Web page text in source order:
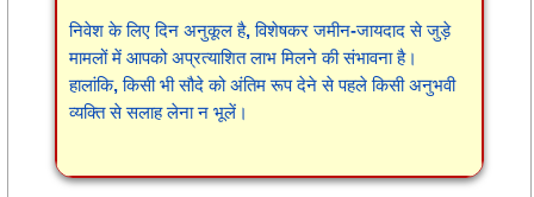
निवेश के लिए दिन अनुकूल है, विशेषकर जमीन-जायदाद से जुड़े
मामलों में आपको अप्रत्याशित लाभ मिलने की संभावना है।
हालांकि, किसी भी सौदे को अंतिम रूप देने से पहले किसी अनुभवी
व्यक्ति से सलाह लेना न भूलें।